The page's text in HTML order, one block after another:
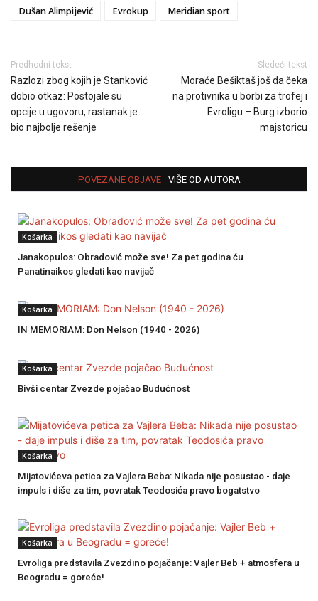
Dušan Alimpijević Evrokup Meridian sport
Predhodni tekst
Razlozi zbog kojih je Stanković
dobio otkaz: Postojale su
opcije u ugovoru, rastanak je
bio najbolje rešenje
Sledeći tekst
Moraće Bešiktaš još da čeka
na protivnika u borbi za trofej i
Evroligu – Burg izborio
majstoricu
POVEZANE OBJAVE VIŠE OD AUTORA
Košarka
Janakopulos: Obradović može sve! Za pet godina ću
Panatinaikos gledati kao navijač
Košarka
IN MEMORIAM: Don Nelson (1940 - 2026)
Košarka
Bivši centar Zvezde pojačao Budućnost
Košarka
Mijatovićeva petica za Vajlera Beba: Nikada nije posustao - daje
impuls i diše za tim, povratak Teodosića pravo bogatstvo
Košarka
Evroliga predstavila Zvezdino pojačanje: Vajler Beb + atmosfera u
Beogradu = goreće!